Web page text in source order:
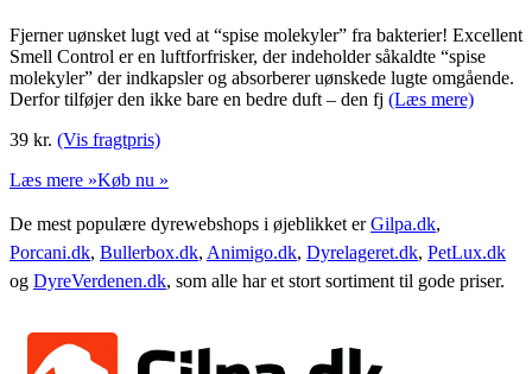
Fjerner uønsket lugt ved at “spise molekyler” fra bakterier! Excellent
Smell Control er en luftforfrisker, der indeholder såkaldte “spise
molekyler” der indkapsler og absorberer uønskede lugte omgående.
Derfor tilføjer den ikke bare en bedre duft – den fj (Læs mere)
39 kr. (Vis fragtpris)
Læs mere »Køb nu »
De mest populære dyrewebshops i øjeblikket erGilpa.dk,
Porcani.dk, Bullerbox.dk, Animigo.dk, Dyrelageret.dk, PetLux.dk
og DyreVerdenen.dk, som alle har et stort sortiment til gode priser.